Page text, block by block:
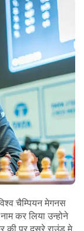
चैम्पियन मेगनस
कर लिया उन्होने